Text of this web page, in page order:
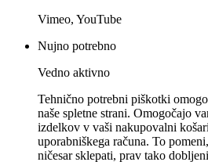
Vimeo, YouTube
Nujno potrebno
Vedno aktivno
Tehnično potrebni piškotki
naše spletne strani. Omogočajo
izdelkov v vaši nakupovalni
uporabniškega računa. To
ničesar sklepati, prav tako